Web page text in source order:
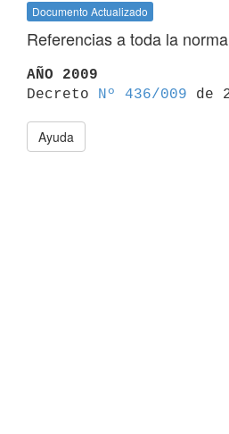
Documento Actualizado
Referencias a toda la norma
AÑO 2009
Decreto
Nº 436/009
Ayuda